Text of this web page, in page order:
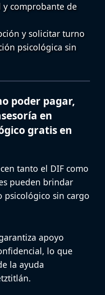
comprobante de
y solicitar turno
psicológica sin
poder pagar,
en
gratis en
tanto el DIF como
pueden brindar
psicológico sin cargo
apoyo
lo que
la ayuda
.